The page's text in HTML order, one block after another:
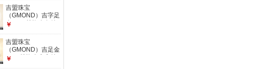
送老婆生日礼物七夕
礼物 发货后不支持
退换货和拒收 大版
吉言书签10g【配检
测证书】
吉盟珠宝
（GMOND）吉字足
金9999投资金条纯
生日礼物 发货后不
支持退换货和拒收
5g吉字投资金-配鉴
定证书
￥
吉盟珠宝
（GMOND）吉足金
9999投资金实心纯
￥